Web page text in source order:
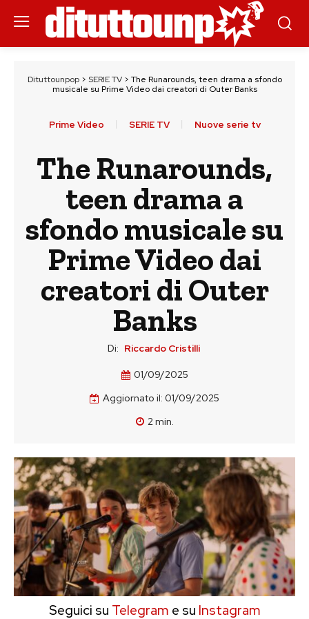
Dituttounpop> SERIE TV> The Runarounds, teen drama a sfondo
musicale su Prime Video dai creatori di Outer Banks
Prime Video SERIE TV Nuove serie tv
The Runarounds,
teen drama a
sfondo musicale su
Prime Video dai
creatori di Outer
Banks
Di: Riccardo Cristilli
01/09/2025
Aggiornato il: 01/09/2025
2min.
Seguici su Telegram e su Instagram